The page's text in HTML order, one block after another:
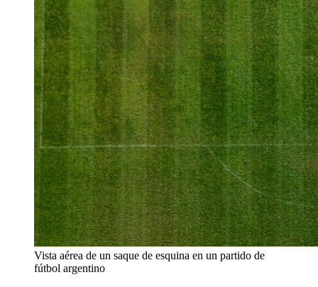
Vista aérea de un saque de esquina en un partido de
fútbol argentino